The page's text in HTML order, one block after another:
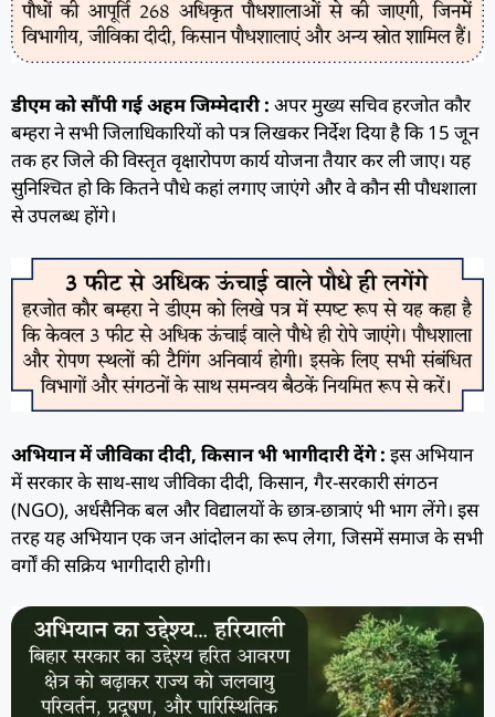
डीएम को सौंपी गई अहम जिम्मेदारी : अपर मुख्य सचिव हरजोत कौर
बम्हरा ने सभी जिलाधिकारियों को पत्र लिखकर निर्देश दिया है कि 15 जून
तक हर जिले की विस्तृत वृक्षारोपण कार्य योजना तैयार कर ली जाए। यह
सुनिश्चित हो कि कितने पौधे कहां लगाए जाएंगे और वे कौन सी पौधशाला
से उपलब्ध होंगे।
अभियान में जीविका दीदी, किसान भी भागीदारी देंगे : इस अभियान
में सरकार के साथ-साथ जीविका दीदी, किसान, गैर-सरकारी संगठन
(NGO), अर्धसैनिक बल और विद्यालयों के छात्र-छात्राएं भी भाग लेंगे। इस
तरह यह अभियान एक जन आंदोलन का रूप लेगा, जिसमें समाज के सभी
वर्गों की सक्रिय भागीदारी होगी।